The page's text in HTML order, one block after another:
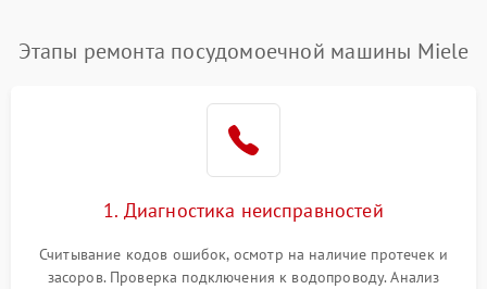
воды
1800 ₽ Подробнее →
Проблемы с
Этапы ремонта посудомоечной машины Miele
1. Диагностика неисправностей
Считывание кодов ошибок, осмотр на наличие протечек и
засоров. Проверка подключения к водопроводу. Анализ